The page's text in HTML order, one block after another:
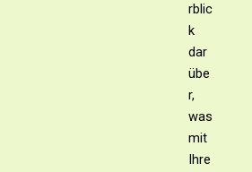
rblic
k
dar
übe
r,
was
mit
Ihre